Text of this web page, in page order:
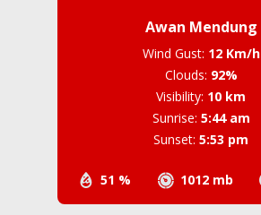
Awan Mendung
51 % 1012 mb
Wind Gust: 12 Km/h
Clouds: 92%
Visibility: 10 km
Sunrise: 5:44 am
Sunset: 5:53 pm